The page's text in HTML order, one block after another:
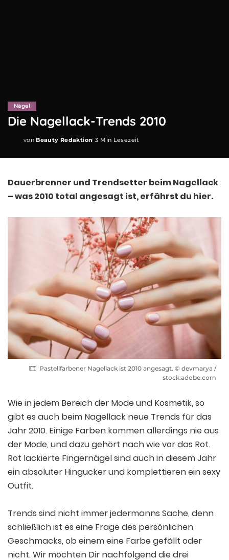
Nägel
Die Nagellack-Trends 2010
Posted
von Beauty Redaktion 3 Min Lesezeit
Dauerbrenner und Trendsetter beim Nagellack
– was 2010 total angesagt ist, erfährst du hier.
Pastellfarbener Nagellack ist 2010 angesagt. © devmarya /
stock.adobe.com
Wie in jedem Bereich der Mode und Kosmetik, so
gibt es auch beim Nagellack neue Trends für das
Jahr 2010. Einige Farben kommen allerdings nie aus
der Mode, und dazu gehört nach wie vor das Rot.
Rot lackierte Fingernägel sind auch in diesem Jahr
ein absoluter Hingucker und komplettieren ein sexy
Outfit.
Trends sind nicht immer jedermanns Sache, denn
schließlich ist es eine Frage des persönlichen
Geschmacks, ob einem eine Farbe gefällt oder
nicht. Wir möchten Dir nachfolgend die drei